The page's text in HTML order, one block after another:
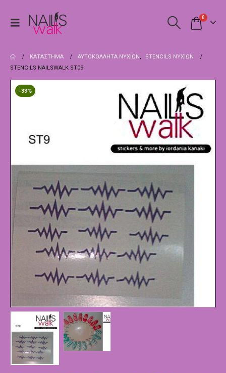
0
ΚΑΤΆΣΤΗΜΑ ΑΥΤΟΚΌΛΛΗΤΑ ΝΥΧΙΏΝ,
STENCILS ΝΥΧΙΏΝ
STENCILS NAILSWALK ST09
-33%